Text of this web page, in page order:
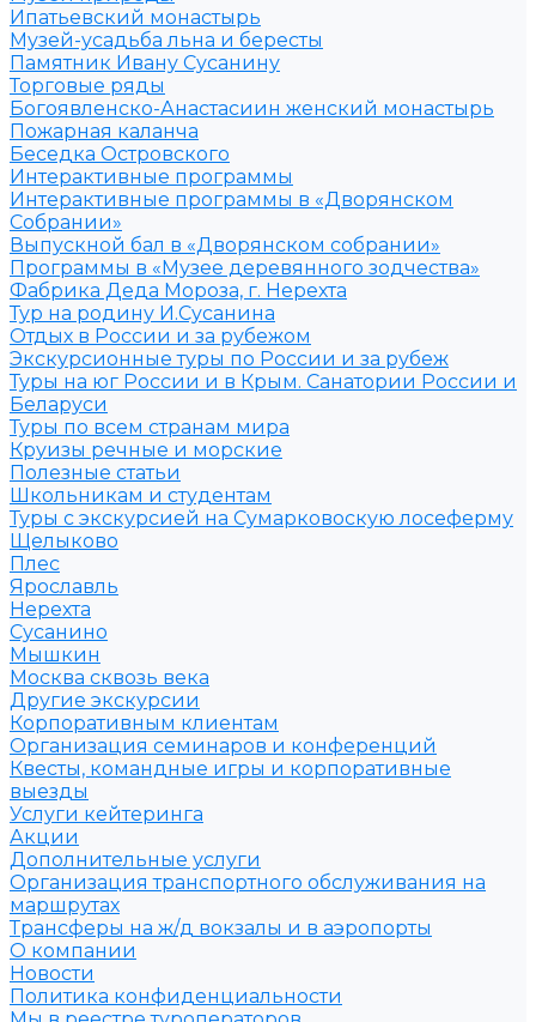
Ипатьевский монастырь
Музей-усадьба льна и бересты
Памятник Ивану Сусанину
Торговые ряды
Богоявленско-Анастасиин женский монастырь
Пожарная каланча
Беседка Островского
Интерактивные программы
Интерактивные программы в «Дворянском
Собрании»
Выпускной бал в «Дворянском собрании»
Программы в «Музее деревянного зодчества»
Фабрика Деда Мороза, г. Нерехта
Тур на родину И.Сусанина
Отдых в России и за рубежом
Экскурсионные туры по России и за рубеж
Туры на юг России и в Крым. Санатории России и
Беларуси
Туры по всем странам мира
Круизы речные и морские
Полезные статьи
Школьникам и студентам
Туры с экскурсией на Сумарковоскую лосеферму
Щелыково
Плес
Ярославль
Нерехта
Сусанино
Мышкин
Москва сквозь века
Другие экскурсии
Корпоративным клиентам
Организация семинаров и конференций
Квесты, командные игры и корпоративные
выезды
Услуги кейтеринга
Акции
Дополнительные услуги
Организация транспортного обслуживания на
маршрутах
Трансферы на ж/д вокзалы и в аэропорты
О компании
Новости
Политика конфиденциальности